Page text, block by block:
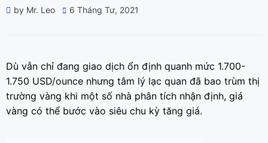
by Mr. Leo
Posted
6 Tháng Tư, 2021
Dù vẫn chỉ đang giao dịch ổn định quanh mức 1.700-
1.750 USD/ounce nhưng tâm lý lạc quan đã bao trùm thị
trường vàng khi một số nhà phân tích nhận định, giá
vàng có thể bước vào siêu chu kỳ tăng giá.